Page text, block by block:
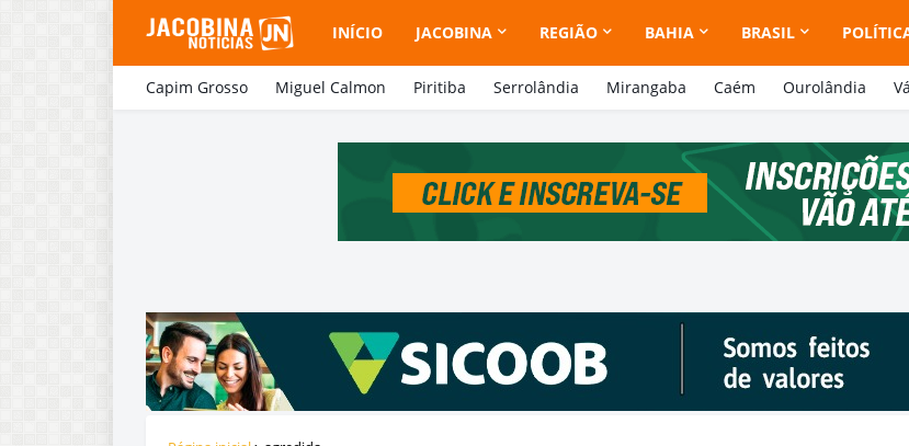
INÍCIO JACOBINA REGIÃO BAHIA BRASIL
Capim Grosso Miguel Calmon Piritiba Serrolândia Mirangaba Caém Ourolândia